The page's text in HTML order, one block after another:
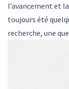
l’avancement et
toujours été
recherche, une